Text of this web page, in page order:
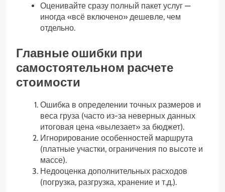
Оценивайте сразу полный пакет услуг —
иногда «всё включено» дешевле, чем
отдельно.
Главные ошибки при
самостоятельном расчете
стоимости
Ошибка в определении точных размеров и
веса груза (часто из-за неверных данных
итоговая цена «вылезает» за бюджет).
Игнорирование особенностей маршрута
(платные участки, ограничения по высоте и
массе).
Недооценка дополнительных расходов
(погрузка, разгрузка, хранение и т.д.).